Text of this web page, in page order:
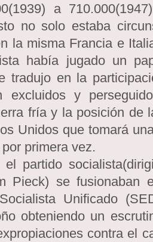
a
no solo estaba
la misma Francia e
había jugado un
tradujo en la
excluidos y
fría y la posición de
Unidos que tomará
primera vez.
partido
Pieck) se fusionaban
Unificado
obteniendo un
contra el